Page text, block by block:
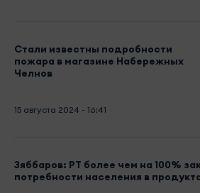
Стали известны подробности
пожара в магазине Набережных
Челнов
15 августа 2024 - 16:41
Зяббаров: РТ более чем на 100%
потребности населения в